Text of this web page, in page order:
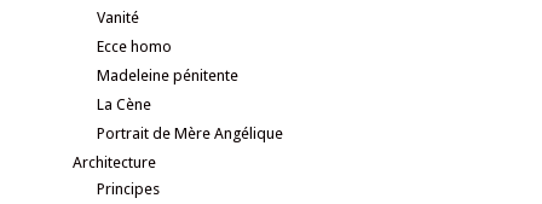
Vanité
Ecce homo
Madeleine pénitente
La Cène
Portrait de Mère Angélique
Architecture
Principes